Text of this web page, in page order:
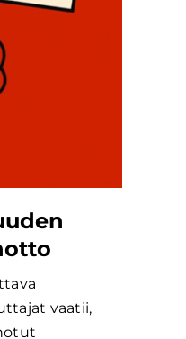
vaatii,